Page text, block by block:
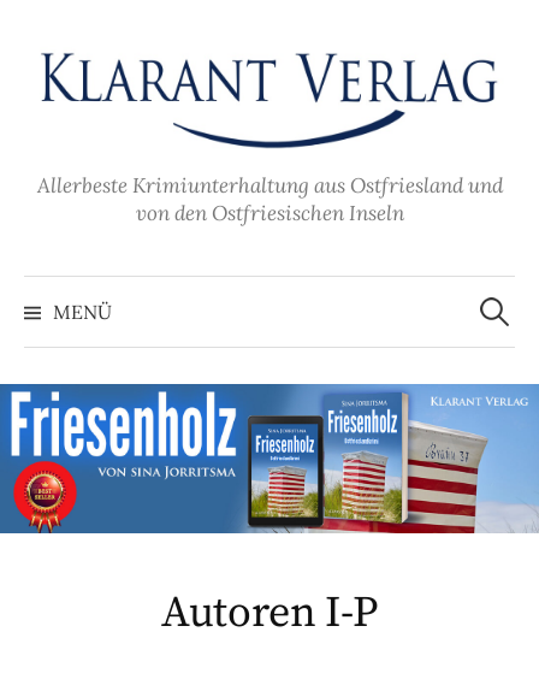
Inhalt
überspringen
Allerbeste Krimiunterhaltung aus Ostfriesland und
von den Ostfriesischen Inseln
MENÜ
Suche
nach:
Autoren I-P